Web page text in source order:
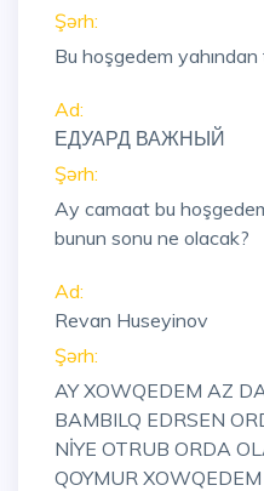
Şərh:
Bu hoşgedem
Ad:
ЕДУАРД ВАЖНЫЙ
Şərh:
Ay camaat bu
bunun sonu ne olacak?
Ad:
Revan Huseyinov
Şərh:
AY XOWQEDEM AZ
BAMBILQ EDRSEN
NİYE OTRUB ORDA
QOYMUR